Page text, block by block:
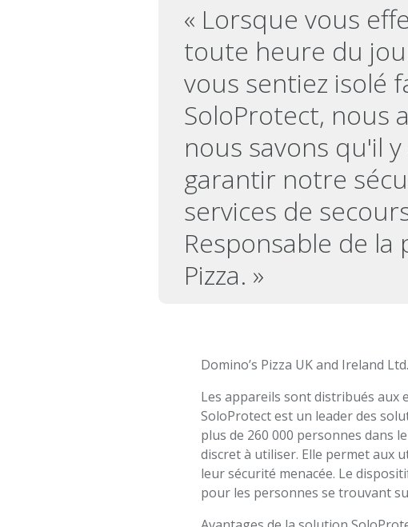
« Lorsque vous
toute heure du
vous sentiez isolé
SoloProtect, nous
nous savons qu'il
garantir notre
services de
Responsable de
Pizza. »
Domino’s Pizza UK and Ireland
Les appareils sont distribués aux
SoloProtect est un leader des
plus de 260 000 personnes dans
discret à utiliser. Elle permet aux
leur sécurité menacée. Le
pour les personnes se trouvant